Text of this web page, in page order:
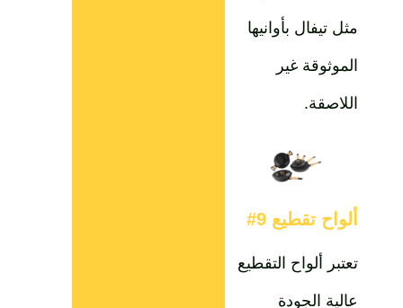
مثل تيفال بأوانيها
الموثوقة غير
اللاصقة.
ألواح تقطيع 9#
تعتبر ألواح التقطيع
عالية الجودة